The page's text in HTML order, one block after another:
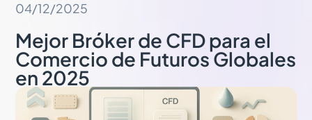
04/12/2025
Mejor Bróker de CFD para el
Comercio de Futuros Globales
en 2025